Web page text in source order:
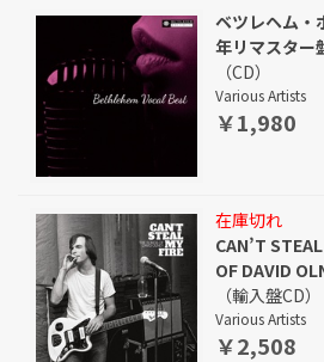
ベツレヘム・
年リマスター
（CD）
Various Artists
￥1,980
在庫切れ
CAN’T
OF DAVID
（輸入盤CD）
Various Artists
￥2,508